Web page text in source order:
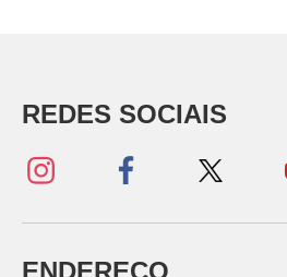
REDES SOCIAIS